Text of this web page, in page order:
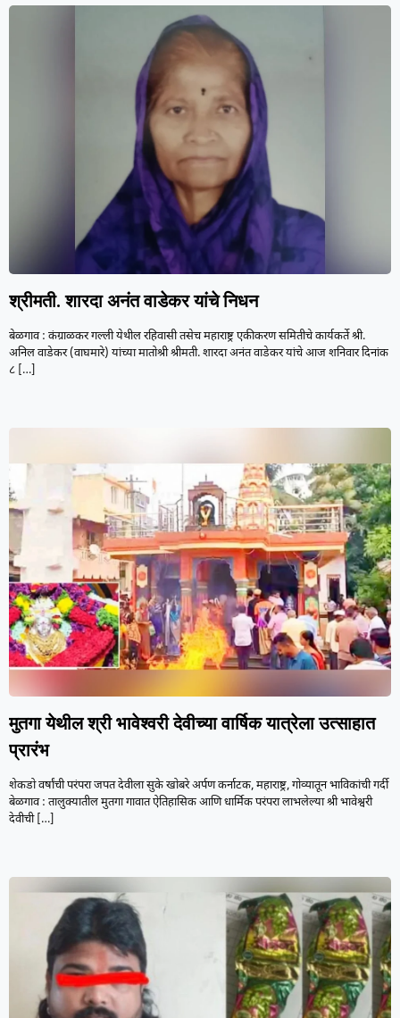
श्रीमती. शारदा अनंत वाडेकर यांचे निधन
बेळगाव : कंग्राळकर गल्ली येथील रहिवासी तसेच महाराष्ट्र एकीकरण समितीचे कार्यकर्ते श्री.
अनिल वाडेकर (वाघमारे) यांच्या मातोश्री श्रीमती. शारदा अनंत वाडेकर यांचे आज शनिवार दिनांक
८ […]
मुतगा येथील श्री भावेश्वरी देवीच्या वार्षिक यात्रेला उत्साहात
प्रारंभ
शेकडो वर्षांची परंपरा जपत देवीला सुके खोबरे अर्पण कर्नाटक, महाराष्ट्र, गोव्यातून भाविकांची गर्दी
बेळगाव : तालुक्यातील मुतगा गावात ऐतिहासिक आणि धार्मिक परंपरा लाभलेल्या श्री भावेश्वरी
देवीची[…]